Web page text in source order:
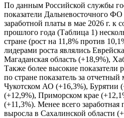
По данным Российской службы
показатели Дальневосточного
заработной платы в мае 2026 г. к
прошлого года (Таблица 1)
стране (рост на 11,8% против
лидерами роста являлись
Магаданская область (+18,9%),
Также более высокие показатели
по стране показатель за
Чукотском АО (+16,3%), Бурятии
(+12,9%), Приморском крае
(+11,3%). Менее всего заработная
выросла в Сахалинской области